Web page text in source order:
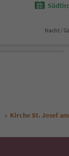
Nacht /
Kirche St. Josef